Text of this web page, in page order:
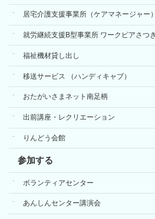
居宅介護支援事業所（ケアマネージャー）
就労継続支援B型事業所 ワークピアさつき
福祉機材貸し出し
移送サービス （ハンディキャブ）
おたがいさまネット南足柄
出前講座・レクリエーション
りんどう会館
参加する
ボランティアセンター
あんしんセンター講演会